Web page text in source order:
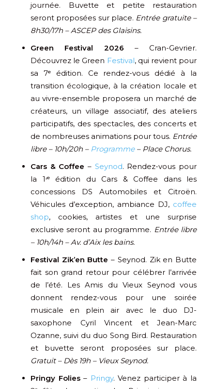
journée. Buvette et petite restauration
seront proposées sur place. Entrée gratuite –
8h30/17h – ASCEP des Glaisins.
Green Festival 2026 – Cran-Gevrier.
Découvrez le Green Festival, qui revient pour
sa 7ᵉ édition. Ce rendez-vous dédié à la
transition écologique, à la création locale et
au vivre-ensemble proposera un marché de
créateurs, un village associatif, des ateliers
participatifs, des spectacles, des concerts et
de nombreuses animations pour tous. Entrée
libre – 10h/20h – Programme– Place Chorus.
Cars & Coffee – Seynod. Rendez-vous pour
la 1ʳᵉ édition du Cars & Coffee dans les
concessions DS Automobiles et Citroën.
Véhicules d’exception, ambiance DJ, coffee
shop, cookies, artistes et une surprise
exclusive seront au programme. Entrée libre
– 10h/14h – Av. d’Aix les bains.
Festival Zik’en Butte – Seynod. Zik en Butte
fait son grand retour pour célébrer l’arrivée
de l’été. Les Amis du Vieux Seynod vous
donnent rendez-vous pour une soirée
musicale en plein air avec le duo DJ-
saxophone Cyril Vincent et Jean-Marc
Ozanne, suivi du duo Song Bird. Restauration
et buvette seront proposées sur place.
Gratuit – Dès 19h – Vieux Seynod.
Pringy Folies– Pringy. Venez participer à la